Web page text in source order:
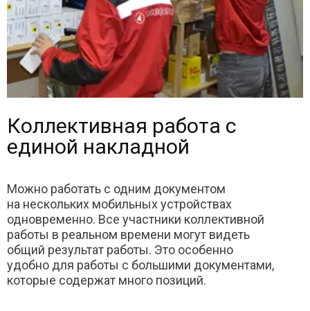
Коллективная работа с
единой накладной
Можно работать с одним документом
на нескольких мобильных устройствах
одновременно. Все участники коллективной
работы в реальном времени могут видеть
общий результат работы. Это особенно
удобно для работы с большими документами,
которые содержат много позиций.